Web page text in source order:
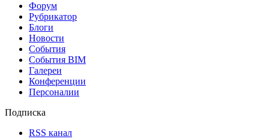
Форум
Рубрикатор
Блоги
Новости
События
События BIM
Галереи
Конференции
Персоналии
Подписка
RSS канал